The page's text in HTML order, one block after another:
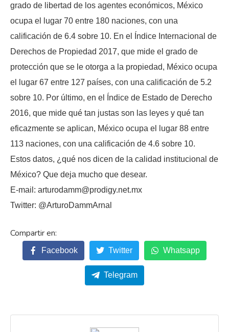
grado de libertad de los agentes económicos, México
ocupa el lugar 70 entre 180 naciones, con una
calificación de 6.4 sobre 10. En el Índice Internacional de
Derechos de Propiedad 2017, que mide el grado de
protección que se le otorga a la propiedad, México ocupa
el lugar 67 entre 127 países, con una calificación de 5.2
sobre 10. Por último, en el Índice de Estado de Derecho
2016, que mide qué tan justas son las leyes y qué tan
eficazmente se aplican, México ocupa el lugar 88 entre
113 naciones, con una calificación de 4.6 sobre 10.
Estos datos, ¿qué nos dicen de la calidad institucional de
México? Que deja mucho que desear.
E-mail: arturodamm@prodigy.net.mx
Twitter: @ArturoDammArnal
Facebook Twitter Whatsapp
Telegram